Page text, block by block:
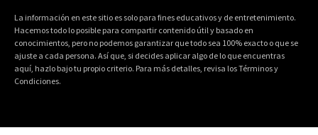
La información en este sitio es solo para fines educativos y de entretenimiento.
Hacemos todo lo posible para compartir contenido útil y basado en
conocimientos, pero no podemos garantizar que todo sea 100% exacto o que se
ajuste a cada persona. Así que, si decides aplicar algo de lo que encuentras
aquí, hazlo bajo tu propio criterio. Para más detalles, revisa los Términos y
Condiciones.